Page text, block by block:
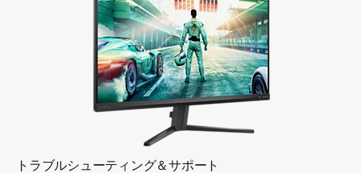
トラブルシューティング＆サポート